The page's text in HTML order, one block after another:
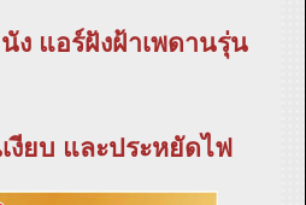
ง แอร์ฝังฝ้าเพดานรุ่น
งียบ และประหยัดไฟ